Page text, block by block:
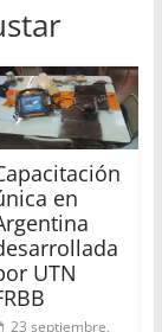
en
UTN
23 septiembre,